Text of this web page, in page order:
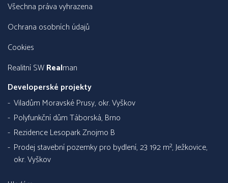
všechna práva vyhrazena
Ochrana osobních údajů
Cookies
Realitní SWRealman
Developerské projekty
Viladům Moravské Prusy, okr. Vyškov
Polyfunkční dům Táborská, Brno
Rezidence Lesopark Znojmo B
Prodej stavební pozemky pro bydlení, 23 192 m², Ježkovice,
okr. Vyškov